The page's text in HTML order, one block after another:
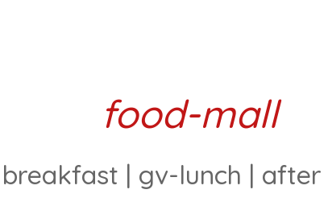
food-mall
breakfast | gv-lunch | after